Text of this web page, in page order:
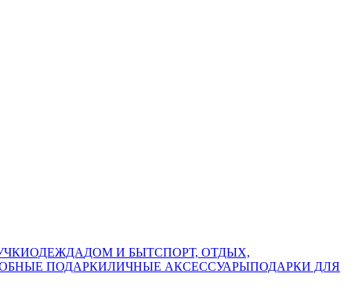
ОДЕЖДАДОМ И БЫТСПОРТ, ОТДЫХ,
ПОДАРКИЛИЧНЫЕ АКСЕССУАРЫПОДАРКИ ДЛЯ